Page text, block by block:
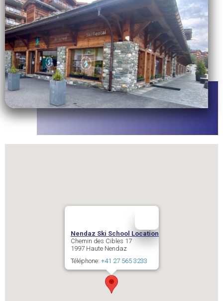
Nendaz Ski School Location
Chemin des Cibles 17
1997Haute Nendaz
Téléphone: +41 27 565 3233